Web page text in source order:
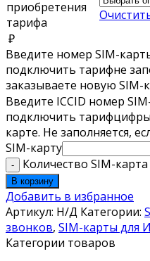
приобретения
тарифа
₽
Введите номер SIM-
подключить тарифне
заказываете новую SIM-
Введите ICCID номер
подключить тариф
карте. Не заполняется,
SIM-карту
Количество SIM-
В корзину
Добавить в избранное
Артикул: Н/Д Категории:
звонков, SIM-карты для
Категории товаров